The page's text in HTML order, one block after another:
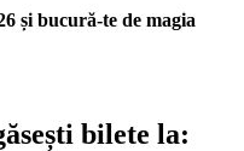
și bucură-te de magia
bilete la: